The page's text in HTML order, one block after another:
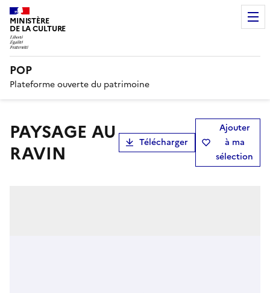
MINISTÈRE
DE LA CULTURE
POP
Plateforme ouverte du patrimoine
PAYSAGE AU
RAVIN
Télécharger
Ajouter
à ma
sélection